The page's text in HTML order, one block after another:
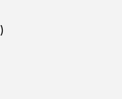
)